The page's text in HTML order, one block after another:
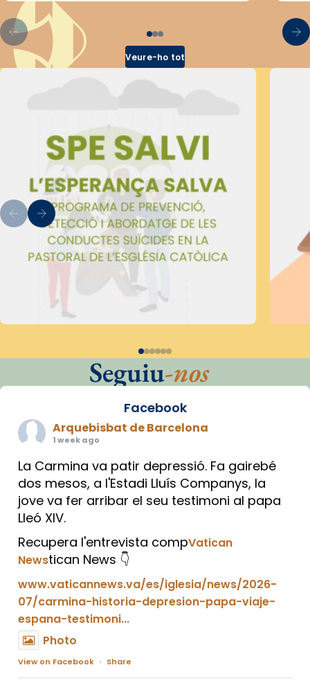
Veure-ho tot
Seguiu-nos
Facebook
Arquebisbat de Barcelona
1 week ago
La Carmina va patir depressió. Fa gairebé
dos mesos, a l'Estadi Lluís Companys, la
jove va fer arribar el seu testimoni al papa
Lleó XIV.
Recupera l'entrevista compVatican
Newstican News 👇
www.vaticannews.va/es/iglesia/news/2026-
07/carmina-historia-depresion-papa-viaje-
espana-testimoni...
Photo
View on Facebook · Share